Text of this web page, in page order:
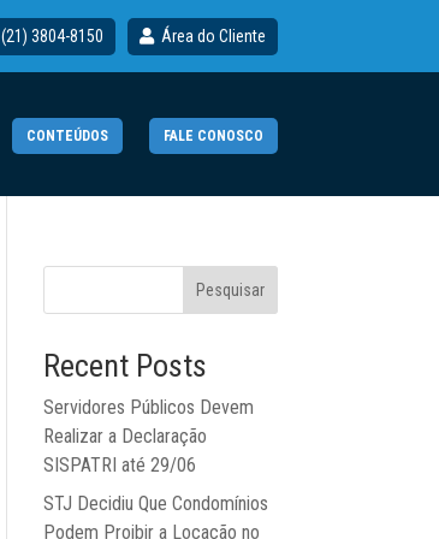
(21) 3804-8150 Área do Cliente
CONTEÚDOS FALE CONOSCO
Pesquisar
Recent Posts
Servidores Públicos Devem
Realizar a Declaração
SISPATRI até 29/06
STJ Decidiu Que Condomínios
Podem Proibir a Locação no